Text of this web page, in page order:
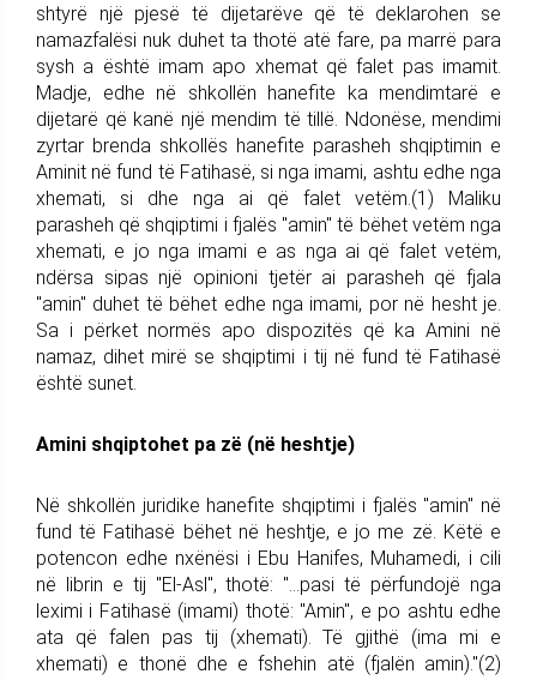
shtyrë një pjesë të dijetarëve që të deklarohen se
namazfalësi nuk duhet ta thotë atë fare, pa marrë para
sysh a është imam apo xhemat që falet pas imamit.
Madje, edhe në shkollën hanefite ka mendimtarë e
dijetarë që kanë një mendim të tillë. Ndonëse, mendimi
zyrtar brenda shkollës hanefite parasheh shqiptimin e
Aminit në fund të Fatihasë, si nga imami, ashtu edhe nga
xhemati, si dhe nga ai që falet vetëm.(1) Maliku
parasheh që shqiptimi i fjalës "amin" të bëhet vetëm nga
xhemati, e jo nga imami e as nga ai që falet vetëm,
ndërsa sipas një opinioni tjetër ai parasheh që fjala
"amin" duhet të bëhet edhe nga imami, por në hesht je.
Sa i përket normës apo dispozitës që ka Amini në
namaz, dihet mirë se shqiptimi i tij në fund të Fatihasë
është sunet.
Amini shqiptohet pa zë (në heshtje)
Në shkollën juridike hanefite shqiptimi i fjalës "amin" në
fund të Fatihasë bëhet në heshtje, e jo me zë. Këtë e
potencon edhe nxënësi i Ebu Hanifes, Muhamedi, i cili
në librin e tij "El-Asl", thotë: "...pasi të përfundojë nga
leximi i Fatihasë (imami) thotë: "Amin", e po ashtu edhe
ata që falen pas tij (xhemati). Të gjithë (ima mi e
xhemati) e thonë dhe e fshehin atë (fjalën amin)."(2)